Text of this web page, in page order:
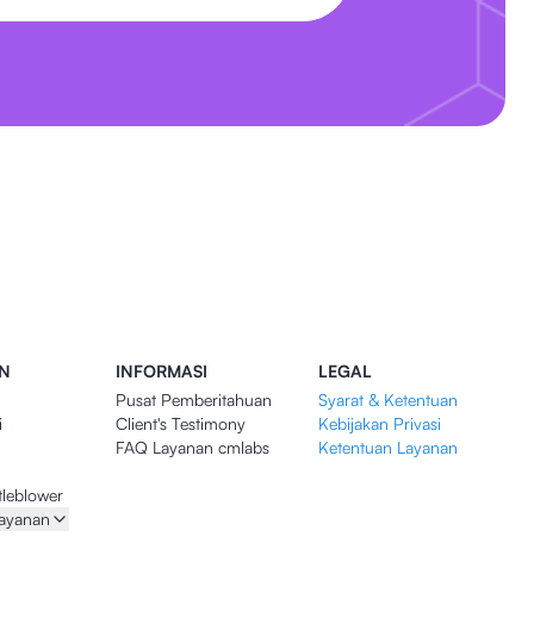
INFORMASI
Pusat Pemberitahuan
Client's Testimony
FAQ Layanan cmlabs
LEGAL
Syarat & Ketentuan
Kebijakan Privasi
Ketentuan Layanan